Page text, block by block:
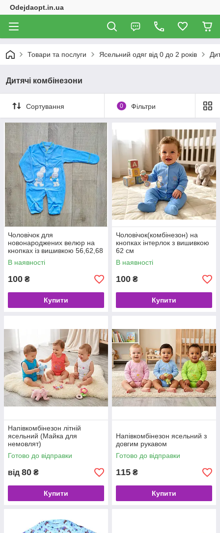
Odejdaopt.in.ua
Товари та послуги Ясельний одяг від 0 до 2 років
Дитячі комбінезони
Сортування 0 Фільтри
Чоловічок для
новонароджених велюр на
кнопках із вишивкою 56,62,68
см
В наявності
100 ₴
Купити
Чоловічок(комбінезон) на
кнопках інтерлок з вишивкою
62 см
В наявності
100 ₴
Купити
Напівкомбінезон літній
ясельний (Майка для
немовлят)
Готово до відправки
від 80 ₴
Купити
Напівкомбінезон ясельний з
довгим рукавом
Готово до відправки
115 ₴
Купити